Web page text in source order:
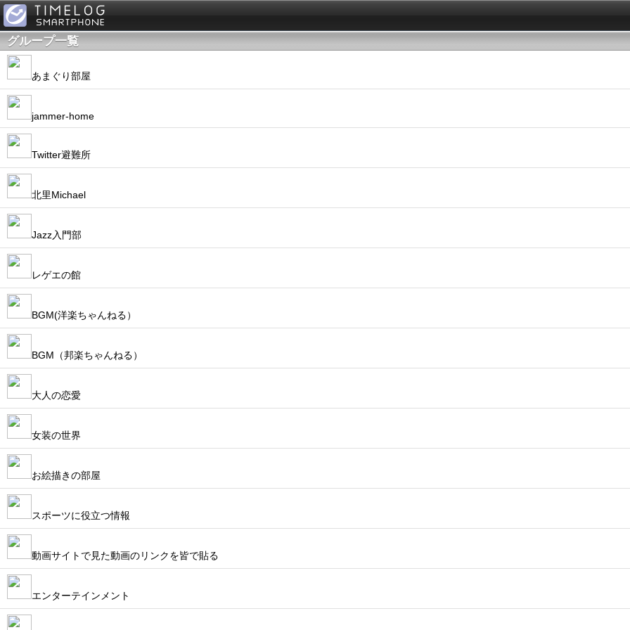
グループ一覧
あまぐり部屋
jammer-home
Twitter避難所
北里Michael
Jazz入門部
レゲエの館
BGM(洋楽ちゃんねる）
BGM（邦楽ちゃんねる）
大人の恋愛
女装の世界
お絵描きの部屋
スポーツに役立つ情報
動画サイトで見た動画のリンクを皆で貼る
エンターテインメント